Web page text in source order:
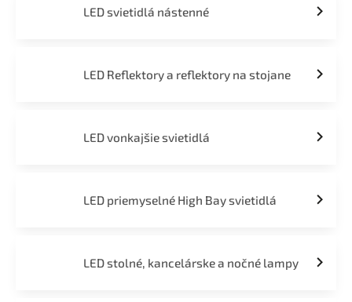
LED svietidlá nástenné
LED Reflektory a reflektory na stojane
LED vonkajšie svietidlá
LED priemyselné High Bay svietidlá
LED stolné, kancelárske a nočné lampy